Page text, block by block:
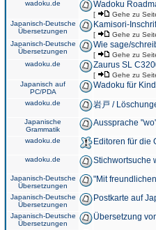
wadoku.de
Wadoku
[ Gehe zu
Japanisch-Deutsche
Übersetzungen
Kamisori-
[ Gehe zu
Japanisch-Deutsche
Übersetzungen
Wie sage/
[ Gehe zu
wadoku.de
Zaurus SL
[ Gehe zu
Japanisch auf
PC/PDA
Wadoku für
wadoku.de 岩戸 /
Japanische
Grammatik
Aussprache
wadoku.de Editoren für die
wadoku.de Stichwortsuche
Japanisch-Deutsche
Übersetzungen
"Mit
Japanisch-Deutsche
Übersetzungen
Postkarte auf
Japanisch-Deutsche
Übersetzungen
Übersetzung